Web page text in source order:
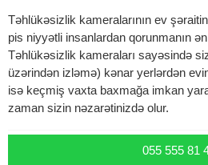
Təhlükəsizlik kameralarının ev
pis niyyətli insanlardan qorunmanın
Təhlükəsizlik kameraları sayəsində
üzərindən izləmə) kənar yerlərdən
isə keçmiş vaxta baxmağa imkan
zaman sizin nəzarətinizdə olur.
055 555 81